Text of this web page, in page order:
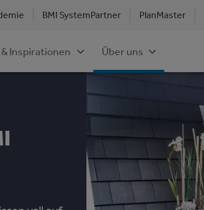
BMI SystemPartner PlanMaster
Inspirationen Über uns